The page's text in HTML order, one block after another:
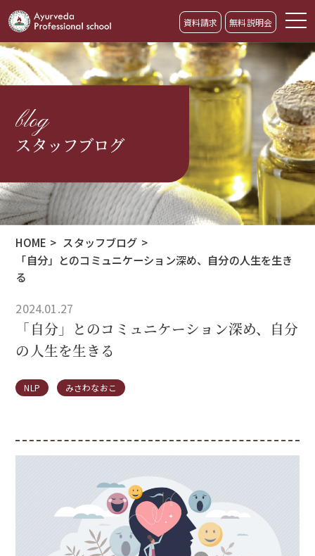
資料請求 無料説明会
blog
スタッフブログ
HOME > スタッフブログ >
「自分」とのコミュニケーション深め、自分の人生を生き
る
2024.01.27
「自分」とのコミュニケーション深め、自分
の人生を生きる
NLP みさわなおこ